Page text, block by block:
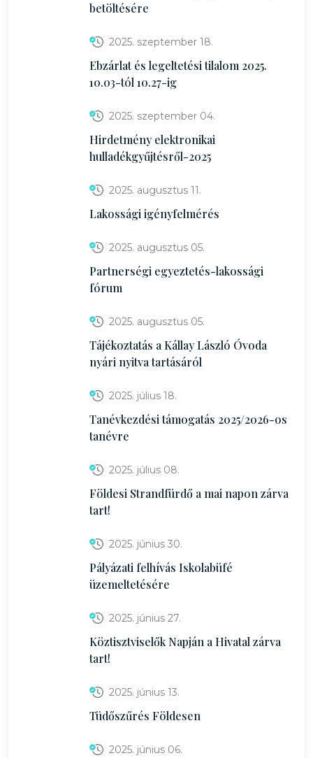
betöltésére
2025. szeptember 18.
Ebzárlat és legeltetési tilalom 2025.
10.03-tól 10.27-ig
2025. szeptember 04.
Hirdetmény elektronikai
hulladékgyűjtésről-2025
2025. augusztus 11.
Lakossági igényfelmérés
2025. augusztus 05.
Partnerségi egyeztetés-lakossági
fórum
2025. augusztus 05.
Tájékoztatás a Kállay László Óvoda
nyári nyitva tartásáról
2025. július 18.
Tanévkezdési támogatás 2025/2026-os
tanévre
2025. július 08.
Földesi Strandfürdő a mai napon zárva
tart!
2025. június 30.
Pályázati felhívás Iskolabüfé
üzemeltetésére
2025. június 27.
Köztisztviselők Napján a Hivatal zárva
tart!
2025. június 13.
Tüdőszűrés Földesen
2025. június 06.